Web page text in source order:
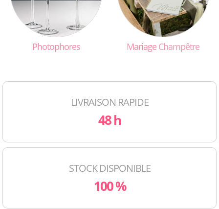
Photophores Mariage Champêtre
LIVRAISON RAPIDE
48 h
STOCK DISPONIBLE
100 %